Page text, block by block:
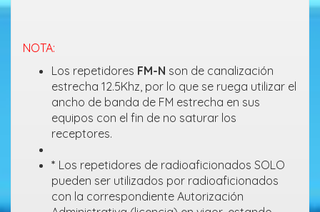
NOTA:
Los repetidores FM-N son de canalización
estrecha 12.5Khz, por lo que se ruega utilizar el
ancho de banda de FM estrecha en sus
equipos con el fin de no saturar los
receptores.
* Los repetidores de radioaficionados SOLO
pueden ser utilizados por radioaficionados
con la correspondiente Autorización